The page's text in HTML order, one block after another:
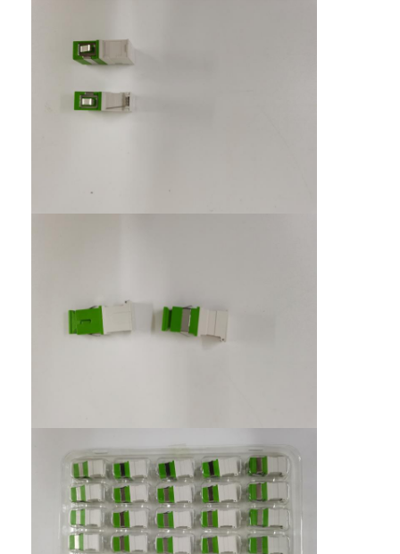
Hogar
Productos
Habla Ahora.
WDM MUX DEMUX
divisor del plc de la fibra óptica
cable de fribra óptica